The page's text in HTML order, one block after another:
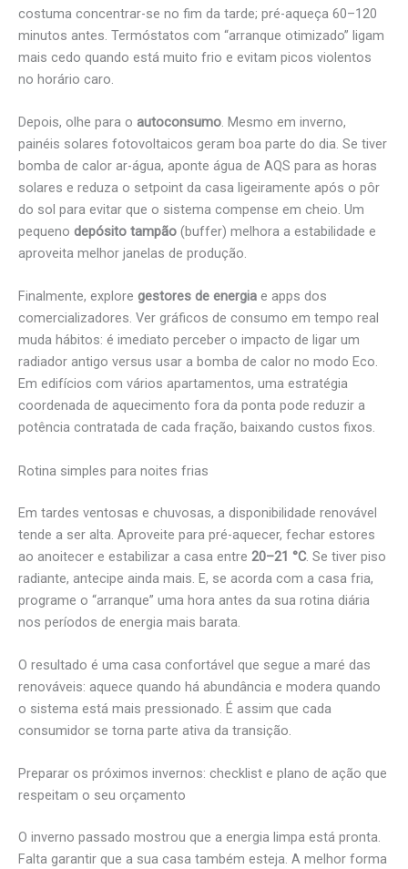
costuma concentrar-se no fim da tarde; pré-aqueça 60–120
minutos antes. Termóstatos com “arranque otimizado” ligam
mais cedo quando está muito frio e evitam picos violentos
no horário caro.
Depois, olhe para o autoconsumo. Mesmo em inverno,
painéis solares fotovoltaicos geram boa parte do dia. Se tiver
bomba de calor ar-água, aponte água de AQS para as horas
solares e reduza o setpoint da casa ligeiramente após o pôr
do sol para evitar que o sistema compense em cheio. Um
pequeno depósito tampão (buffer) melhora a estabilidade e
aproveita melhor janelas de produção.
Finalmente, explore gestores de energia e apps dos
comercializadores. Ver gráficos de consumo em tempo real
muda hábitos: é imediato perceber o impacto de ligar um
radiador antigo versus usar a bomba de calor no modo Eco.
Em edifícios com vários apartamentos, uma estratégia
coordenada de aquecimento fora da ponta pode reduzir a
potência contratada de cada fração, baixando custos fixos.
Rotina simples para noites frias
Em tardes ventosas e chuvosas, a disponibilidade renovável
tende a ser alta. Aproveite para pré-aquecer, fechar estores
ao anoitecer e estabilizar a casa entre 20–21 °C. Se tiver piso
radiante, antecipe ainda mais. E, se acorda com a casa fria,
programe o “arranque” uma hora antes da sua rotina diária
nos períodos de energia mais barata.
O resultado é uma casa confortável que segue a maré das
renováveis: aquece quando há abundância e modera quando
o sistema está mais pressionado. É assim que cada
consumidor se torna parte ativa da transição.
Preparar os próximos invernos: checklist e plano de ação que
respeitam o seu orçamento
O inverno passado mostrou que a energia limpa está pronta.
Falta garantir que a sua casa também esteja. A melhor forma